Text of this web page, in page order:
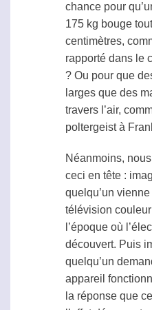
chance pour
175 kg bouge
centimètres,
rapporté dans le
? Ou pour que
larges que des
travers l’air,
poltergeistà
Néanmoins,
ceci en tête :
quelqu’un
télévision
l’époque où
découvert. Puis
quelqu’un
appareil
la réponse que